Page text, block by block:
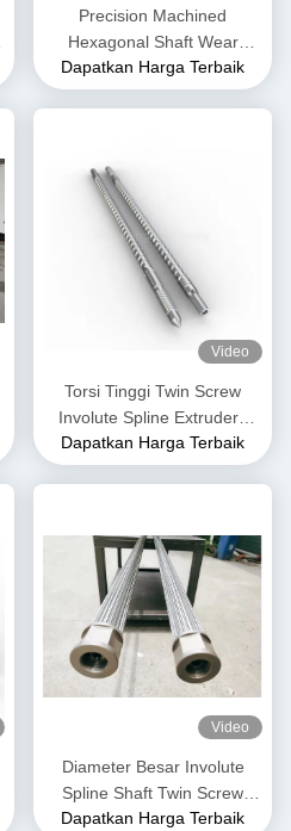
Precision Machined
Hexagonal Shaft Wear
Resistant Hexagonal Shaft
Dapatkan Harga Terbaik
Video
Torsi Tinggi Twin Screw
Involute Spline Extruders
Screw Shafts Model 125
Untuk Tujuan Petrokimia
Dapatkan Harga Terbaik
Video
Diameter Besar Involute
Spline Shaft Twin Screw
Extruder Shaft Untuk
Dapatkan Harga Terbaik